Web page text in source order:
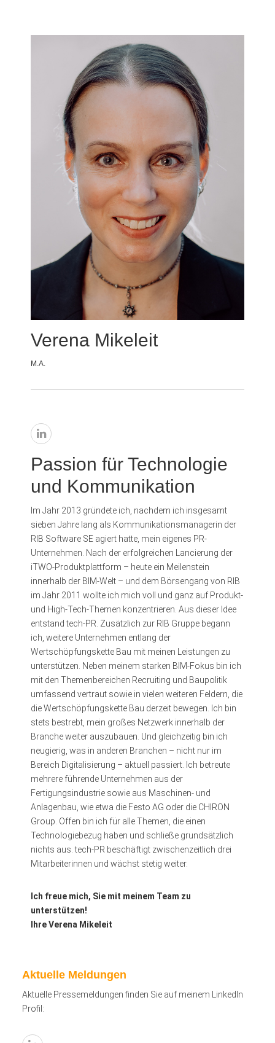
Verena Mikeleit
M.A.
Passion für Technologie
und Kommunikation
Im Jahr 2013 gründete ich, nachdem ich insgesamt
sieben Jahre lang als Kommunikationsmanagerin der
RIB Software SE agiert hatte, mein eigenes PR-
Unternehmen. Nach der erfolgreichen Lancierung der
iTWO-Produktplattform – heute ein Meilenstein
innerhalb der BIM-Welt – und dem Börsengang von RIB
im Jahr 2011 wollte ich mich voll und ganz auf Produkt-
und High-Tech-Themen konzentrieren. Aus dieser Idee
entstand tech-PR. Zusätzlich zur RIB Gruppe begann
ich, weitere Unternehmen entlang der
Wertschöpfungskette Bau mit meinen Leistungen zu
unterstützen. Neben meinem starken BIM-Fokus bin ich
mit den Themenbereichen Recruiting und Baupolitik
umfassend vertraut sowie in vielen weiteren Feldern, die
die Wertschöpfungskette Bau derzeit bewegen. Ich bin
stets bestrebt, mein großes Netzwerk innerhalb der
Branche weiter auszubauen. Und gleichzeitig bin ich
neugierig, was in anderen Branchen – nicht nur im
Bereich Digitalisierung – aktuell passiert. Ich betreute
mehrere führende Unternehmen aus der
Fertigungsindustrie sowie aus Maschinen- und
Anlagenbau, wie etwa die Festo AG oder die CHIRON
Group. Offen bin ich für alle Themen, die einen
Technologiebezug haben und schließe grundsätzlich
nichts aus. tech-PR beschäftigt zwischenzeitlich drei
Mitarbeiterinnen und wächst stetig weiter.
Ich freue mich, Sie mit meinem Team zu
unterstützen!
Ihre Verena Mikeleit
Aktuelle Meldungen
Aktuelle Pressemeldungen finden Sie auf meinem LinkedIn
Profil: